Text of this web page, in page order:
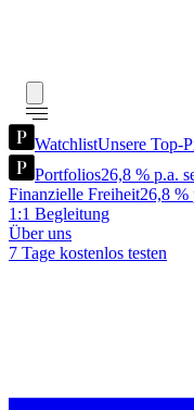
WatchlistUnsere Top-
Portfolios26,8 % p.a.
Finanzielle Freiheit26,8 %
1:1 Begleitung
Über uns
7 Tage kostenlos testen